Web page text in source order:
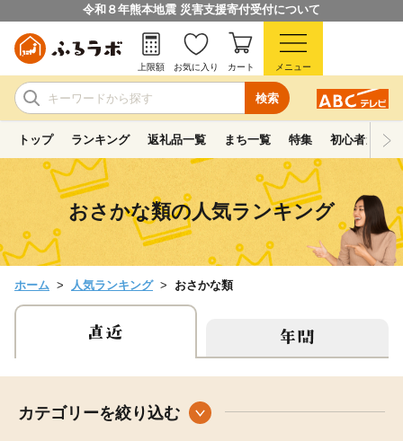
令和８年熊本地震 災害支援寄付受付について
検索
上限額 お気に入り カート メニュー
トップ ランキング 返礼品一覧 まち一覧 特集 初心者ガイド
おさかな類の人気ランキング
ホーム 人気ランキング おさかな類
カテゴリーを絞り込む